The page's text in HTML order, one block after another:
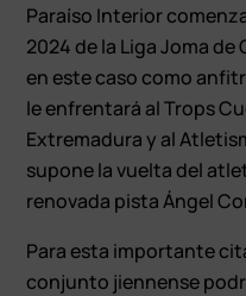
Paraíso Interior
2024 de la Liga Joma de
en este caso como
le enfrentará al Trops
Extremadura y al
supone la vuelta del
renovada pista Ángel
Para esta importante
conjunto jiennense